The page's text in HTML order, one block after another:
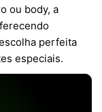
ou body, a
perfeita
especiais.